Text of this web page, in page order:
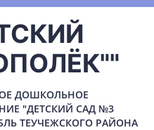
Проверки
изменений
ДОШКОЛЬНОЕ
"ДЕТСКИЙ САД №3
ТЕУЧЕЖСКОГО РАЙОНА